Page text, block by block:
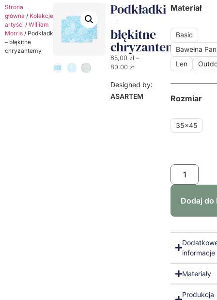
Strona
główna / Kolekcje
Klasyczni
artyści / William
Morris / Podkładki
– błękitne
chryzantemy
Podkładki
–
błękitne
chryzantemy
65,00 zł –
80,00 zł
Designed by:
ASARTEM
Materiał
Basic
Bawełna
Len
Rozmiar
35x45
Dodaj do
informacje
Materiały
Produkcja